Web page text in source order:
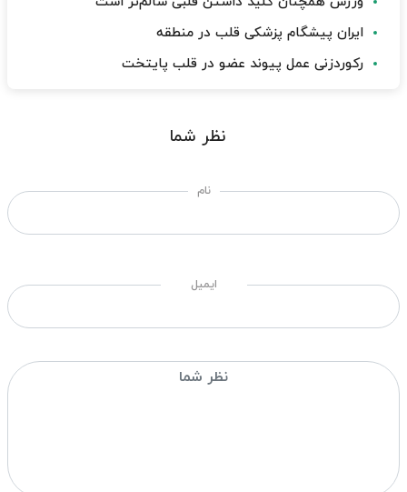
ایران پیشگام پزشکی قلب در منطقه
رکوردزنی عمل پیوند عضو در قلب پایتخت
نظر شما
نام
ایمیل